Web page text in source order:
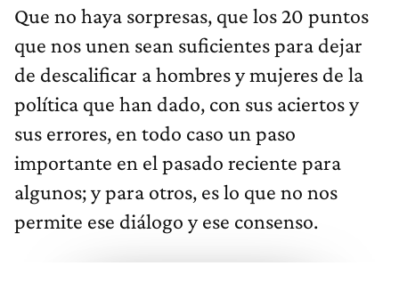
Que no haya sorpresas, que los 20 puntos
que nos unen sean suficientes para dejar
de descalificar a hombres y mujeres de la
política que han dado, con sus aciertos y
sus errores, en todo caso un paso
importante en el pasado reciente para
algunos; y para otros, es lo que no nos
permite ese diálogo y ese consenso.